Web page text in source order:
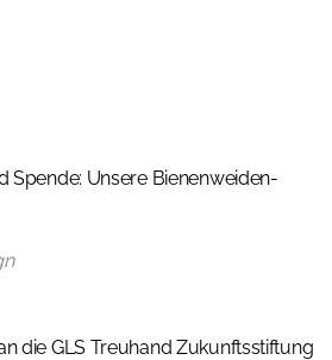
Spende: Unsere Bienenweiden-
die GLS Treuhand Zukunftsstiftung